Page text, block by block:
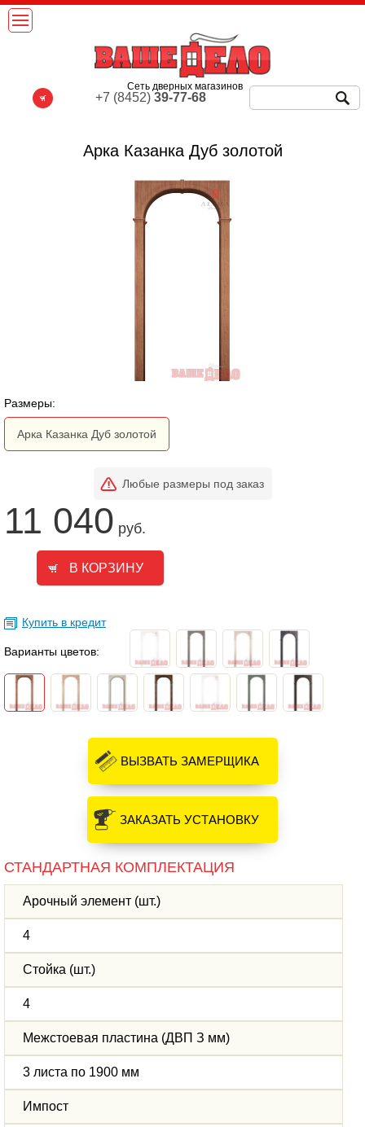
Арка Казанка Дуб золотой
Размеры:
Арка Казанка Дуб золотой
Любые размеры под заказ
11 040 руб.
Купить в кредит
Варианты цветов:
ВЫЗВАТЬ ЗАМЕРЩИКА
ЗАКАЗАТЬ УСТАНОВКУ
СТАНДАРТНАЯ КОМПЛЕКТАЦИЯ
Арочный элемент (шт.)
4
Стойка (шт.)
4
Межстоевая пластина (ДВП З мм)
3 листа по 1900 мм
Импост
Сеть дверных магазинов
+7 (8452)39-77-68